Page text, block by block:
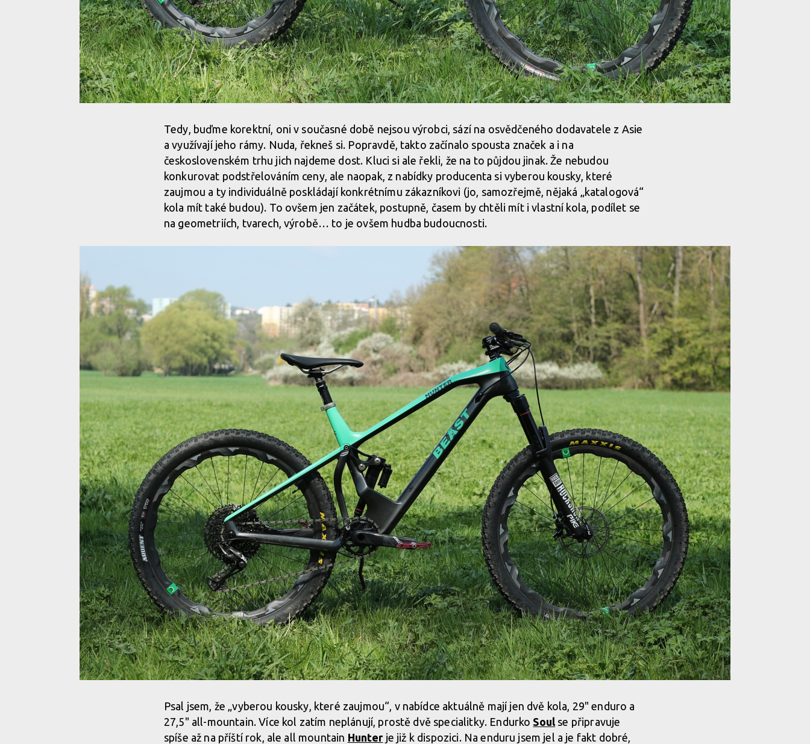
Tedy, buďme korektní, oni v současné době nejsou výrobci, sází na osvědčeného dodavatele z Asie
a využívají jeho rámy. Nuda, řekneš si. Popravdě, takto začínalo spousta značek a i na
československém trhu jich najdeme dost. Kluci si ale řekli, že na to půjdou jinak. Že nebudou
konkurovat podstřelováním ceny, ale naopak, z nabídky producenta si vyberou kousky, které
zaujmou a ty individuálně poskládají konkrétnímu zákazníkovi (jo, samozřejmě, nějaká „katalogová“
kola mít také budou). To ovšem jen začátek, postupně, časem by chtěli mít i vlastní kola, podílet se
na geometriích, tvarech, výrobě… to je ovšem hudba budoucnosti.
Psal jsem, že „vyberou kousky, které zaujmou“, v nabídce aktuálně mají jen dvě kola, 29" enduro a
27,5" all-mountain. Více kol zatím neplánují, prostě dvě specialitky. Endurko Soul se připravuje
spíše až na příští rok, ale all mountain Hunterje již k dispozici. Na enduru jsem jel a je fakt dobré,